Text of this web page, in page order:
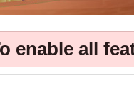
enable all